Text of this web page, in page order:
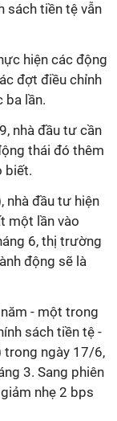
sách tiền tệ vẫn
hiện các động
đợt điều chỉnh
ba lần.
nhà đầu tư cần
thái đó thêm
biết.
nhà đầu tư hiện
một lần vào
6, thị trường
động sẽ là
- một trong
sách tiền tệ -
trong ngày 17/6,
3. Sang phiên
nhẹ 2 bps